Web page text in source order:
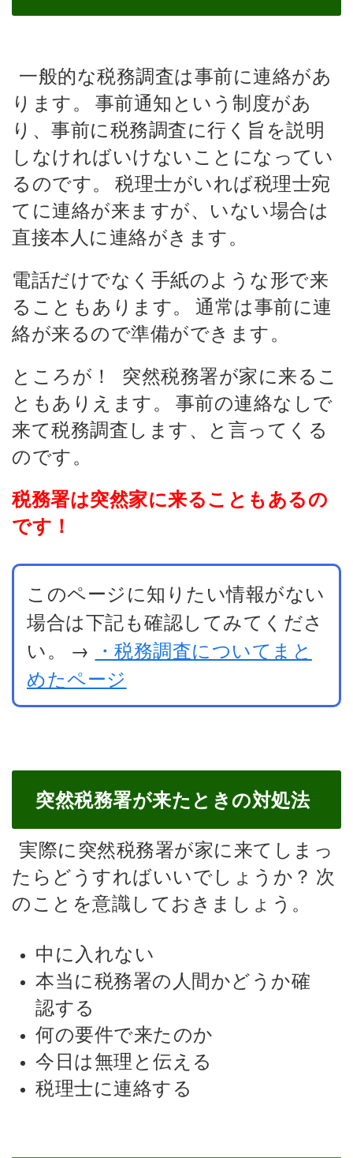
一般的な税務調査は事前に連絡があ
ります。 事前通知という制度があ
り、事前に税務調査に行く旨を説明
しなければいけないことになってい
るのです。 税理士がいれば税理士宛
てに連絡が来ますが、いない場合は
直接本人に連絡がきます。
電話だけでなく手紙のような形で来
ることもあります。 通常は事前に連
絡が来るので準備ができます。
ところが！
突然税務署が家に来るこ
ともありえます。 事前の連絡なしで
来て税務調査します、と言ってくる
のです。
税務署は突然家に来ることもあるの
です！
このページに知りたい情報がない
場合は下記も確認してみてくださ
い。
→ ・税務調査についてまと
めたページ
突然税務署が来たときの対処法
実際に突然税務署が家に来てしまっ
たらどうすればいいでしょうか？ 次
のことを意識しておきましょう。
中に入れない
本当に税務署の人間かどうか確
認する
何の要件で来たのか
今日は無理と伝える
税理士に連絡する